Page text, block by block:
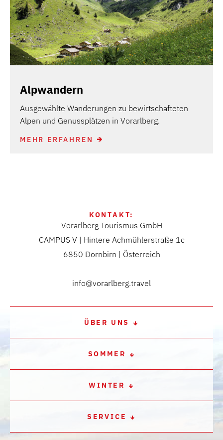
Alpwandern
Ausgewählte Wanderungen zu bewirtschafteten
Alpen und Genussplätzen in Vorarlberg.
MEHR ERFAHREN
KONTAKT:
Vorarlberg Tourismus GmbH
CAMPUS V | Hintere Achmühlerstraße 1c
6850 Dornbirn | Österreich
info@vorarlberg.travel
ÜBER UNS
SOMMER
WINTER
SERVICE